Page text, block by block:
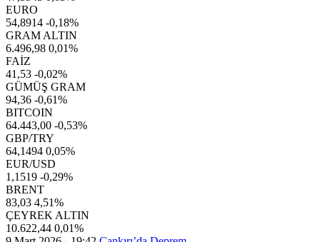
EURO
54,8914 -0,18%
GRAM ALTIN
6.496,98 0,01%
FAİZ
41,53 -0,02%
GÜMÜŞ GRAM
94,36 -0,61%
BITCOIN
64.443,00 -0,53%
GBP/TRY
64,1494 0,05%
EUR/USD
1,1519 -0,29%
BRENT
83,03 4,51%
ÇEYREK ALTIN
10.622,44 0,01%